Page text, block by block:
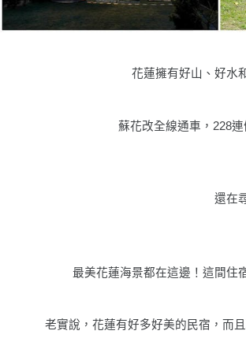
花蓮擁有好山、好水
蘇花改全線通車，228
還在
最美花蓮海景都在這邊！這間住
老實說，花蓮有好多好美的民宿，而